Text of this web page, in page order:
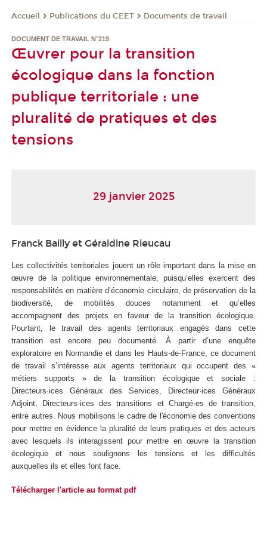
Accueil Publications du CEET Documents de travail
DOCUMENT DE TRAVAIL N°219
Œuvrer pour la transition
écologique dans la fonction
publique territoriale : une
pluralité de pratiques et des
tensions
29 janvier 2025
Franck Bailly et Géraldine Rieucau
Les collectivités territoriales jouent un rôle important dans la mise en
œuvre de la politique environnementale, puisqu’elles exercent des
responsabilités en matière d’économie circulaire, de préservation de la
biodiversité, de mobilités douces notamment et qu’elles
accompagnent des projets en faveur de la transition écologique.
Pourtant, le travail des agents territoriaux engagés dans cette
transition est encore peu documenté. À partir d’une enquête
exploratoire en Normandie et dans les Hauts-de-France, ce document
de travail s’intéresse aux agents territoriaux qui occupent des «
métiers supports » de la transition écologique et sociale :
Directeurs·ices Généraux des Services, Directeur·ices Généraux
Adjoint, Directeurs·ices des transitions et Chargé·es de transition,
entre autres. Nous mobilisons le cadre de l'économie des conventions
pour mettre en évidence la pluralité de leurs pratiques et des acteurs
avec lesquels ils interagissent pour mettre en œuvre la transition
écologique et nous soulignons les tensions et les difficultés
auxquelles ils et elles font face.
Télécharger l'article au format pdf